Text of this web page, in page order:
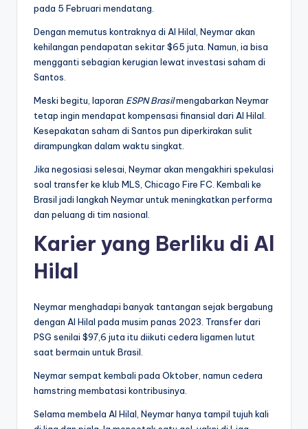
pada 5 Februari mendatang.
Dengan memutus kontraknya di Al Hilal, Neymar akan
kehilangan pendapatan sekitar $65 juta. Namun, ia bisa
mengganti sebagian kerugian lewat investasi saham di
Santos.
Meski begitu, laporan ESPN Brasilmengabarkan Neymar
tetap ingin mendapat kompensasi finansial dari Al Hilal.
Kesepakatan saham di Santos pun diperkirakan sulit
dirampungkan dalam waktu singkat.
Jika negosiasi selesai, Neymar akan mengakhiri spekulasi
soal transfer ke klub MLS, Chicago Fire FC. Kembali ke
Brasil jadi langkah Neymar untuk meningkatkan performa
dan peluang di tim nasional.
Karier yang Berliku di Al
Hilal
Neymar menghadapi banyak tantangan sejak bergabung
dengan Al Hilal pada musim panas 2023. Transfer dari
PSG senilai $97,6 juta itu diikuti cedera ligamen lutut
saat bermain untuk Brasil.
Neymar sempat kembali pada Oktober, namun cedera
hamstring membatasi kontribusinya.
Selama membela Al Hilal, Neymar hanya tampil tujuh kali